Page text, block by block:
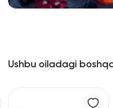
Ushbu oiladagi